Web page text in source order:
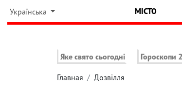
Українська МІСТО
Яке свято сьогодні Гороскопи
Главная Дозвілля